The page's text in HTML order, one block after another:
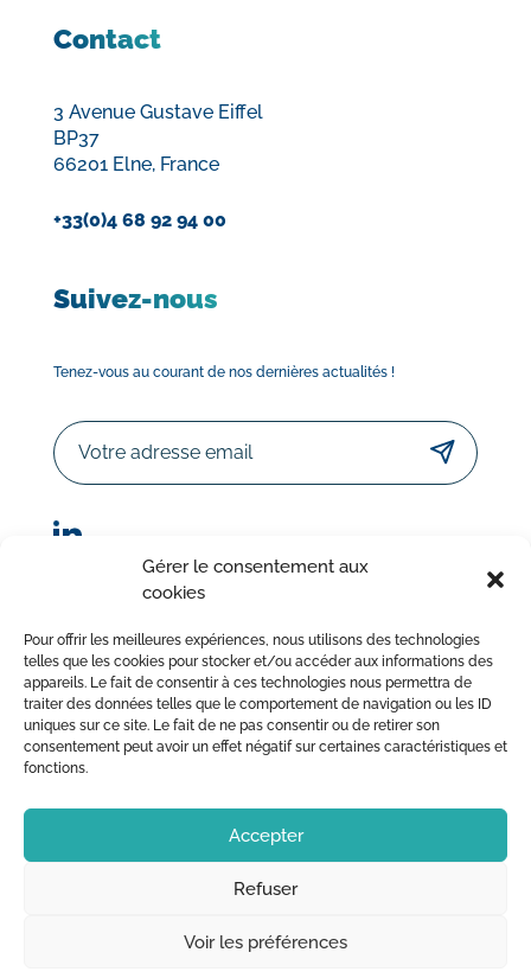
Gérer le consentement aux
cookies
Pour offrir les meilleures expériences, nous utilisons des technologies
telles que les cookies pour stocker et/ou accéder aux informations des
appareils. Le fait de consentir à ces technologies nous permettra de
traiter des données telles que le comportement de navigation ou les ID
uniques sur ce site. Le fait de ne pas consentir ou de retirer son
consentement peut avoir un effet négatif sur certaines caractéristiques et
fonctions.
Accepter
Refuser
Voir les préférences
Contact
3 Avenue Gustave Eiffel
BP37
66201 Elne, France
+33(0)4 68 92 94 00
Suivez-nous
Tenez-vous au courant de nos dernières actualités !
Email
© Sorodist 2023 – Tous droits réservés | Réalisation :
AttrapTemps|Mentions légales|Politique de confidentialité
|Conditions Générales de Vente